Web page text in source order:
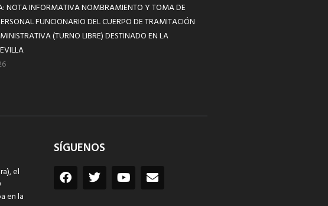
NOTA INFORMATIVA NOMBRAMIENTO Y TOMA DE
FUNCIONARIO DEL CUERPO DE TRAMITACIÓN
(TURNO LIBRE) DESTINADO EN LA
el
en la
SÍGUENOS